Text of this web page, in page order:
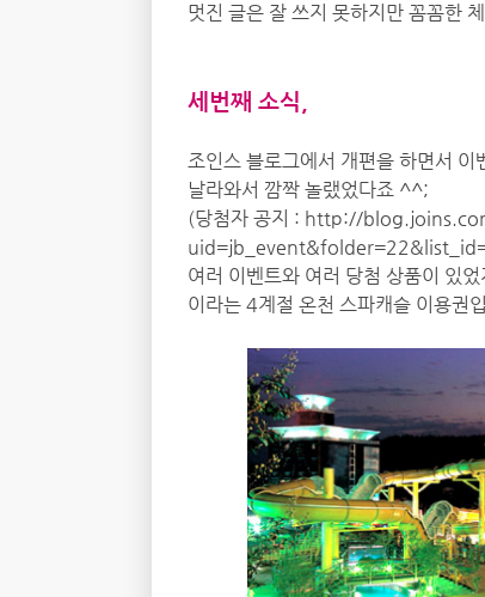
멋진 글은 잘 쓰지 못하지만 꼼꼼한
세번째 소식,
조인스 블로그에서 개편을 하면서 이
날라와서 깜짝 놀랬었다죠 ^^;
(당첨자 공지 : http://
여러 이벤트와 여러 당첨 상품이 있었
이라는 4계절 온천 스파캐슬 이용권